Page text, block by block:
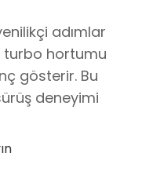
adımlar
turbo hortumu
gösterir. Bu
deneyimi